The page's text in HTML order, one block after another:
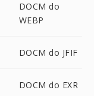
DOCM do
WEBP
DOCM do JFIF
DOCM do EXR